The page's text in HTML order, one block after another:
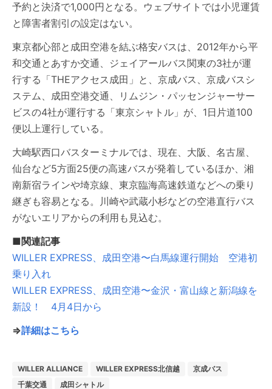
予約と決済で1,000円となる。ウェブサイトでは小児運賃
と障害者割引の設定はない。
東京都心部と成田空港を結ぶ格安バスは、2012年から平
和交通とあすか交通、ジェイアールバス関東の3社が運
行する「THEアクセス成田」と、京成バス、京成バスシ
ステム、成田空港交通、リムジン・パッセンジャーサー
ビスの4社が運行する「東京シャトル」が、1日片道100
便以上運行している。
大崎駅西口バスターミナルでは、現在、大阪、名古屋、
仙台など5方面25便の高速バスが発着しているほか、湘
南新宿ラインや埼京線、東京臨海高速鉄道などへの乗り
継ぎも容易となる。川崎や武蔵小杉などの空港直行バス
がないエリアからの利用も見込む。
■関連記事
WILLER EXPRESS、成田空港〜白馬線運行開始 空港初
乗り入れ
WILLER EXPRESS、成田空港〜金沢・富山線と新潟線を
新設！ 4月4日から
⇒詳細はこちら
WILLER ALLIANCE WILLER EXPRESS北信越
京成バス
千葉交通
成田シャトル